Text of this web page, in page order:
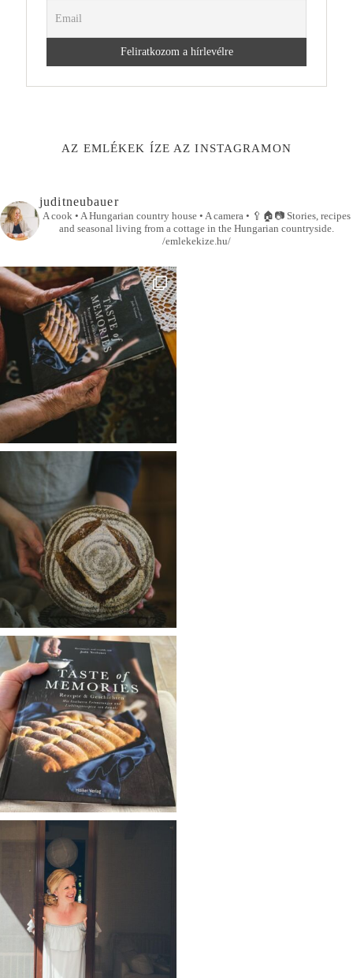
AZ EMLÉKEK ÍZE AZ INSTAGRAMON
juditneubauer
A cook • A Hungarian country house • A camera • 🥄🏠📷Stories, recipes
and seasonal living from a cottage in the Hungarian countryside.
/emlekekize.hu/